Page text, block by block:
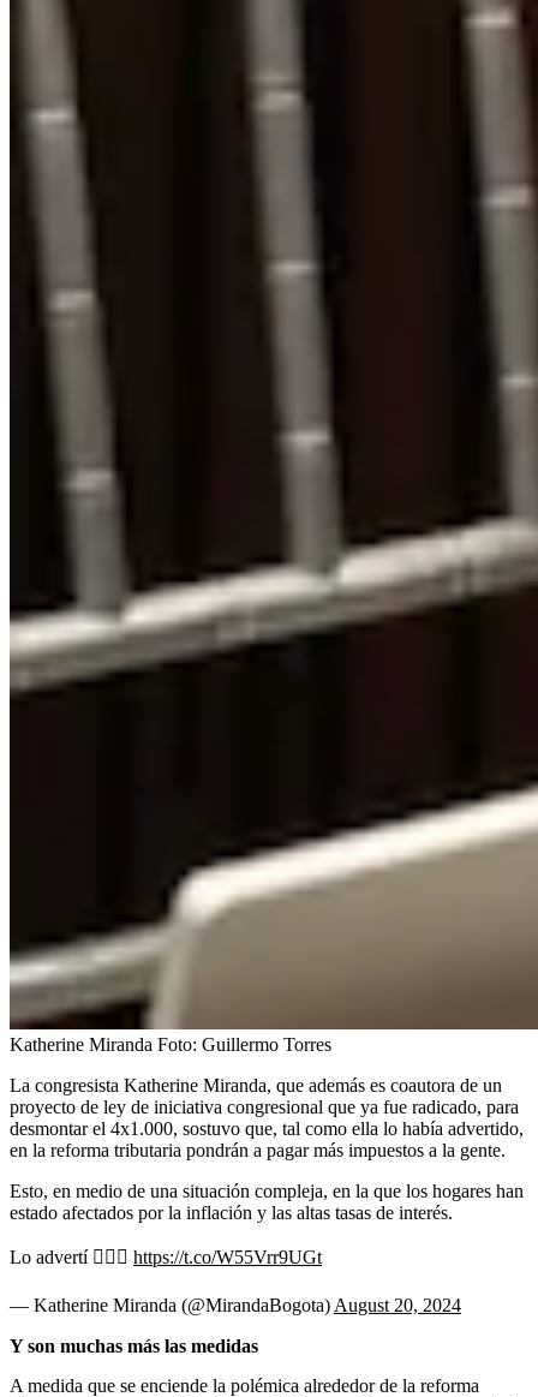
Katherine Miranda Foto: Guillermo Torres
La congresista Katherine Miranda, que además es coautora de un
proyecto de ley de iniciativa congresional que ya fue radicado, para
desmontar el 4x1.000, sostuvo que, tal como ella lo había advertido,
en la reforma tributaria pondrán a pagar más impuestos a la gente.
Esto, en medio de una situación compleja, en la que los hogares han
estado afectados por la inflación y las altas tasas de interés.
Lo advertí 🤷🏼‍♀️ https://t.co/W55Vrr9UGt
— Katherine Miranda (@MirandaBogota) August 20, 2024
Y son muchas más las medidas
A medida que se enciende la polémica alrededor de la reforma